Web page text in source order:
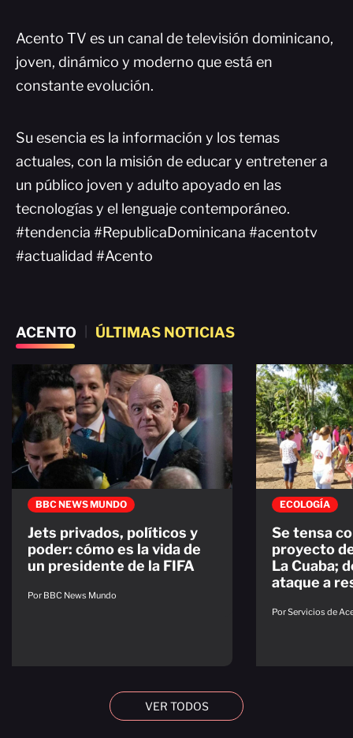
Acento TV es un canal de televisión dominicano,
joven, dinámico y moderno que está en
constante evolución.
Su esencia es la información y los temas
actuales, con la misión de educar y entretener a
un público joven y adulto apoyado en las
tecnologías y el lenguaje contemporáneo.
#tendencia #RepublicaDominicana #acentotv
#actualidad #Acento
ACENTO ÚLTIMAS NOTICIAS
BBC NEWS MUNDO
Jets privados, políticos y
poder: cómo es la vida de
un presidente de la FIFA
Por BBC News Mundo
ECOLOGÍA
Se tensa
proyecto
La Cuaba;
ataque a
Por Servicios de
VER TODOS